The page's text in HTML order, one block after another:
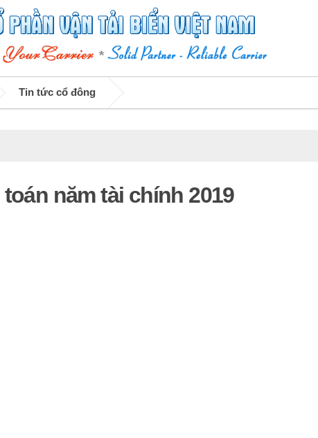
Tin tức cổ đông
năm tài chính 2019